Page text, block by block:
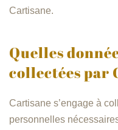
Cartisane.
Quelles
collectées par
Cartisane s’engage à
personnelles